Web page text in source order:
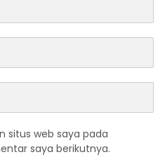
situs web saya pada
saya berikutnya.